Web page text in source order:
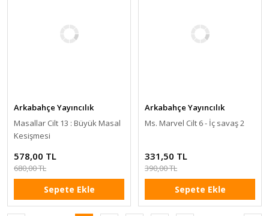
Arkabahçe Yayıncılık
Masallar Cilt 13 : Büyük Masal
Kesişmesi
578,00 TL
680,00 TL
Sepete Ekle
Arkabahçe Yayıncılık
Ms. Marvel Cilt 6 - İç savaş 2
331,50 TL
390,00 TL
Sepete Ekle